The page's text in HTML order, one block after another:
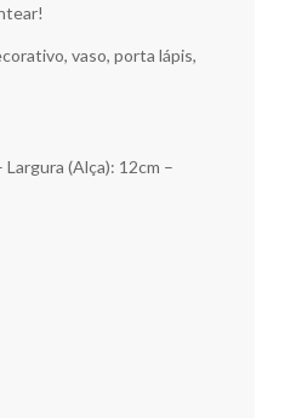
vaso, porta lápis,
(Alça): 12cm –